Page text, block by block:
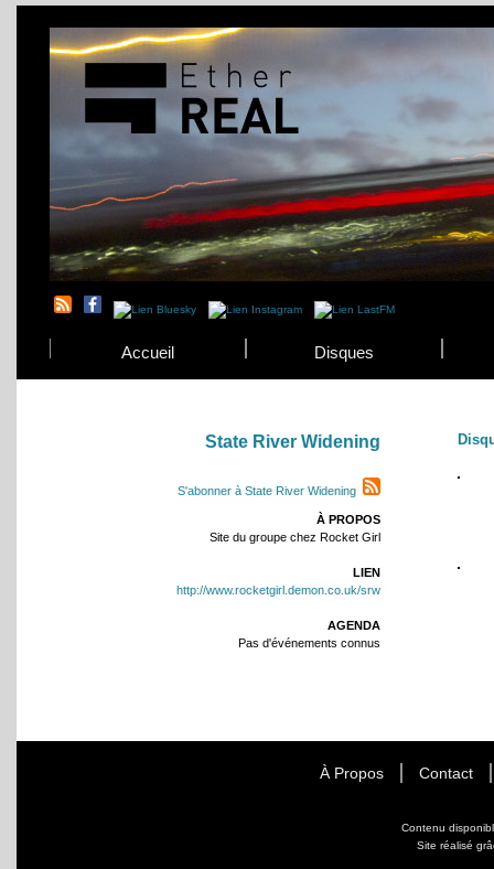
Accueil Disques
State River Widening
S'abonner à State River Widening
À PROPOS
Site du groupe chez Rocket Girl
LIEN
http://www.rocketgirl.demon.co.uk/srw
AGENDA
Pas d'événements connus
À Propos Contact
Contenu
Site réalisé